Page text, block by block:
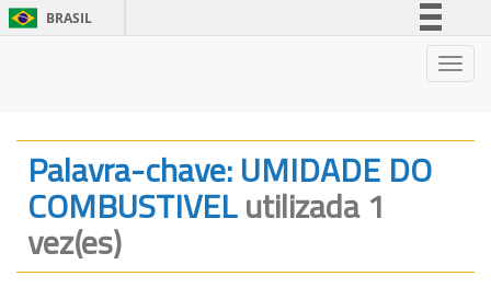
BRASIL
Legislação
Canais
Palavra-chave: UMIDADE DO
COMBUSTIVELutilizada 1
vez(es)